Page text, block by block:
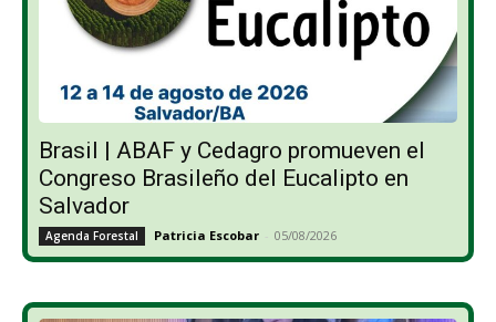
Brasil | ABAF y Cedagro promueven el
Congreso Brasileño del Eucalipto en
Salvador
Agenda Forestal Patricia Escobar - 05/08/2026